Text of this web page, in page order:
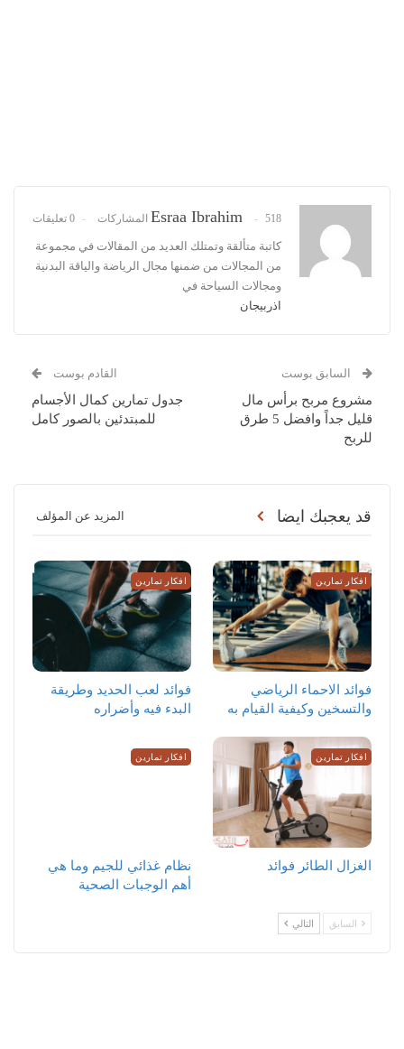
Esraa Ibrahim 518 المشاركات 0 تعليقات
كاتبة متألقة وتمتلك العديد من المقالات في مجموعة
من المجالات من ضمنها مجال الرياضة والياقة البدنية
ومجالات السياحة في
اذربيجان
السابق بوست
مشروع مربح برأس مال
قليل جداً وافضل 5 طرق
للربح
القادم بوست
جدول تمارين كمال الأجسام
للمبتدئين بالصور كامل
قد يعجبك ايضا المزيد عن المؤلف
افكار تمارين
‏فوائد الاحماء الرياضي
والتسخين وكيفية القيام به
افكار تمارين
فوائد لعب الحديد وطريقة
البدء فيه وأضراره
افكار تمارين
الغزال الطائر فوائد
افكار تمارين
نظام غذائي للجيم وما هي
أهم الوجبات الصحية
السابق التالي